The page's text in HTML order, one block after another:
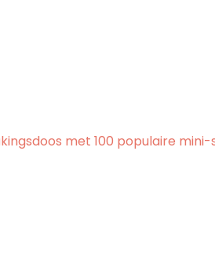
met 100 populaire